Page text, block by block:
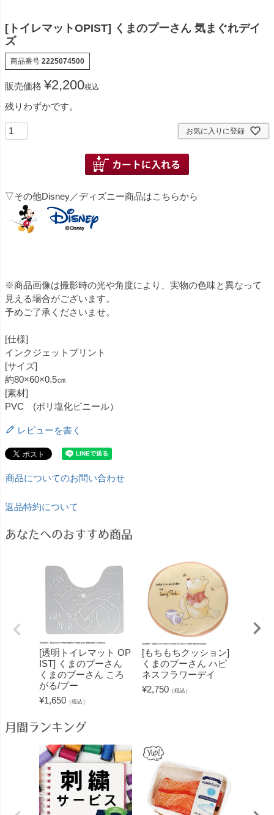
[トイレマットOPIST] くまのプーさん 気まぐれデイ
ズ
商品番号 2225074500
販売価格 ¥2,200税込
残りわずかです。
お気に入りに登録
▽その他Disney／ディズニー商品はこちらから
※商品画像は撮影時の光や角度により、実物の色味と異なって
見える場合がございます。
予めご了承くださいませ。
[仕様]
インクジェットプリント
[サイズ]
約80×60×0.5㎝
[素材]
PVC (ポリ塩化ビニール）
レビューを書く
商品についてのお問い合わせ
返品特約について
あなたへのおすすめ商品
[透明トイレマット OP
IST] くまのプーさん
くまのプーさん ころ
がる/プー
¥1,650 （税込）
[もちもちクッション]
くまのプーさん ハピ
ネスフラワーデイ
¥2,750 （税込）
月間ランキング